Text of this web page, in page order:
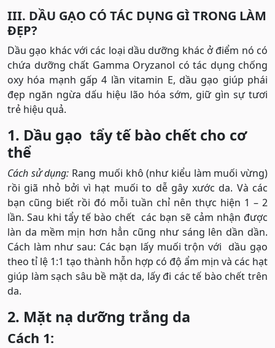
III. DẦU GẠO CÓ TÁC DỤNG GÌ TRONG LÀM
ĐẸP?
Dầu gạo khác với các loại dầu dưỡng khác ở điểm nó có
chứa dưỡng chất Gamma Oryzanol có tác dụng chống
oxy hóa mạnh gấp 4 lần vitamin E, dầu gạo giúp phái
đẹp ngăn ngừa dấu hiệu lão hóa sớm, giữ gìn sự tươi
trẻ hiệu quả.
1. Dầu gạo tẩy tế bào chết cho cơ
thể
Cách sử dụng: Rang muối khô (như kiểu làm muối vừng)
rồi giã nhỏ bởi vì hạt muối to dễ gây xước da. Và các
bạn cũng biết rồi đó mỗi tuần chỉ nên thực hiện 1 – 2
lần. Sau khi tẩy tế bào chết các bạn sẽ cảm nhận được
làn da mềm mịn hơn hẳn cũng như sáng lên dần dần.
Cách làm như sau: Các bạn lấy muối trộn với dầu gạo
theo tỉ lệ 1:1 tạo thành hỗn hợp có độ ẩm mịn và các hạt
giúp làm sạch sâu bề mặt da, lấy đi các tế bào chết trên
da.
2. Mặt nạ dưỡng trắng da
Cách 1: